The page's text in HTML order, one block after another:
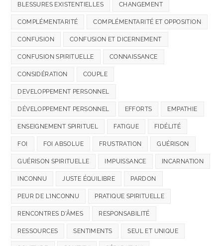
BLESSURES EXISTENTIELLES CHANGEMENT
COMPLÉMENTARITÉ COMPLÉMENTARITÉ ET OPPOSITION
CONFUSION CONFUSION ET DICERNEMENT
CONFUSION SPIRITUELLE CONNAISSANCE
CONSIDÉRATION COUPLE
DEVELOPPEMENT PERSONNEL
DÉVELOPPEMENT PERSONNEL EFFORTS EMPATHIE
ENSEIGNEMENT SPIRITUEL FATIGUE FIDÉLITÉ
FOI FOI ABSOLUE FRUSTRATION GUÉRISON
GUÉRISON SPIRITUELLE IMPUISSANCE INCARNATION
INCONNU JUSTE ÉQUILIBRE PARDON
PEUR DE L'INCONNU PRATIQUE SPIRITUELLE
RENCONTRES D'ÂMES RESPONSABILITÉ
RESSOURCES SENTIMENTS SEUL ET UNIQUE